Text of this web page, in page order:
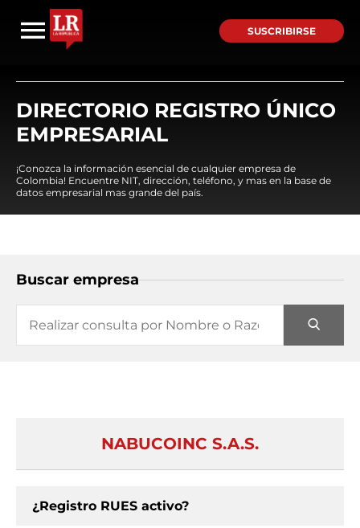
SUSCRIBIRSE
DIRECTORIO REGISTRO ÚNICO
EMPRESARIAL
¡Conozca la información esencial de cualquier empresa de
Colombia! Encuentre NIT, dirección, teléfono, y mas en la base de
datos empresarial mas grande del país.
Buscar empresa
NABUCOINC S.A.S.
¿Registro RUES activo?